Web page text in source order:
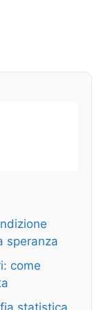
speranza
come